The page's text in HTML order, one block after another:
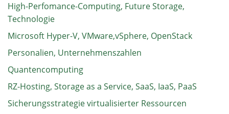
High-Perfomance-Computing, Future Storage,
Technologie
Microsoft Hyper-V, VMware,vSphere, OpenStack
Personalien, Unternehmenszahlen
Quantencomputing
RZ-Hosting, Storage as a Service, SaaS, IaaS, PaaS
Sicherungsstrategie virtualisierter Ressourcen